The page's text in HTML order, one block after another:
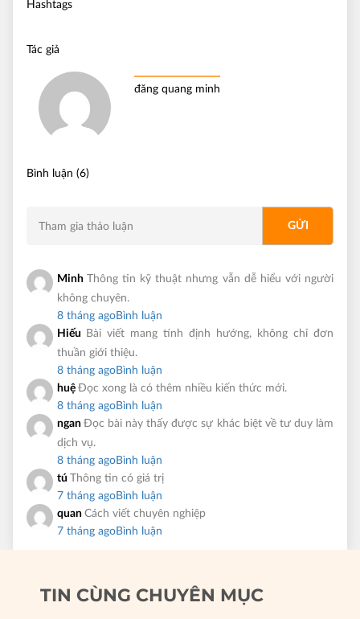
Hashtags
Tác giả
đăng quang minh
Bình luận (6)
Minh
Thông tin kỹ thuật nhưng vẫn dễ hiểu với người
không chuyên.
8 tháng agoBình luận
Hiếu
Bài viết mang tính định hướng, không chỉ đơn
thuần giới thiệu.
8 tháng agoBình luận
huệ Đọc xong là có thêm nhiều kiến thức mới.
8 tháng agoBình luận
ngan Đọc bài này thấy được sự khác biệt về tư duy làm
dịch vụ.
8 tháng agoBình luận
tú
Thông tin có giá trị
7 tháng agoBình luận
quan Cách viết chuyên nghiệp
7 tháng agoBình luận
TIN CÙNG CHUYÊN MỤC